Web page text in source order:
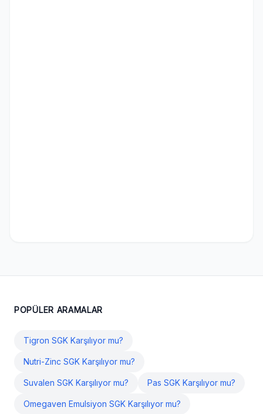
POPÜLER ARAMALAR
Tigron SGK Karşılıyor mu?
Nutri-Zinc SGK Karşılıyor mu?
Suvalen SGK Karşılıyor mu? Pas SGK Karşılıyor mu?
Omegaven Emulsiyon SGK Karşılıyor mu?